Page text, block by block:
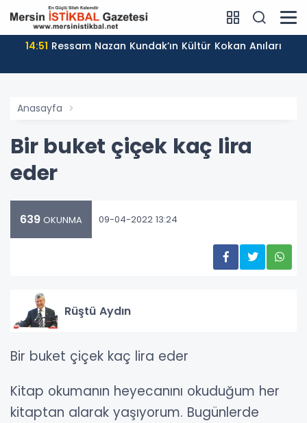
14:51 Ressam Nazan Kundak’ın Kültür Kokan Anıları
Anasayfa
Bir buket çiçek kaç lira
eder
639 OKUNMA 09-04-2022 13:24
Rüştü Aydın
Bir buket çiçek kaç lira eder
Kitap okumanın heyecanını okuduğum her
kitaptan alarak yaşıyorum. Bugünlerde